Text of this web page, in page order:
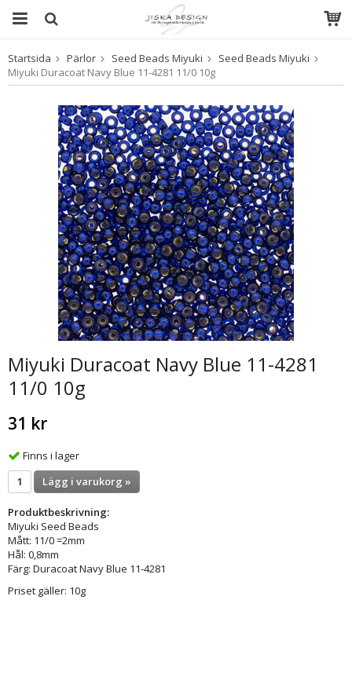
Produkten har blivit tillagd i varukorgen
Startsida Pärlor Seed Beads Miyuki
Seed Beads Miyuki
Miyuki Duracoat Navy Blue 11-4281 11/0 10g
Miyuki Duracoat Navy Blue 11-4281
11/0 10g
31 kr
Finns i lager
Lägg i varukorg »
Produktbeskrivning:
Miyuki Seed Beads
Mått: 11/0 =2mm
Hål: 0,8mm
Färg: Duracoat Navy Blue 11-4281
Priset gäller: 10g